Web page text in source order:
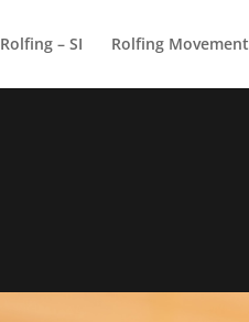
Rolfing – SI Rolfing Movement